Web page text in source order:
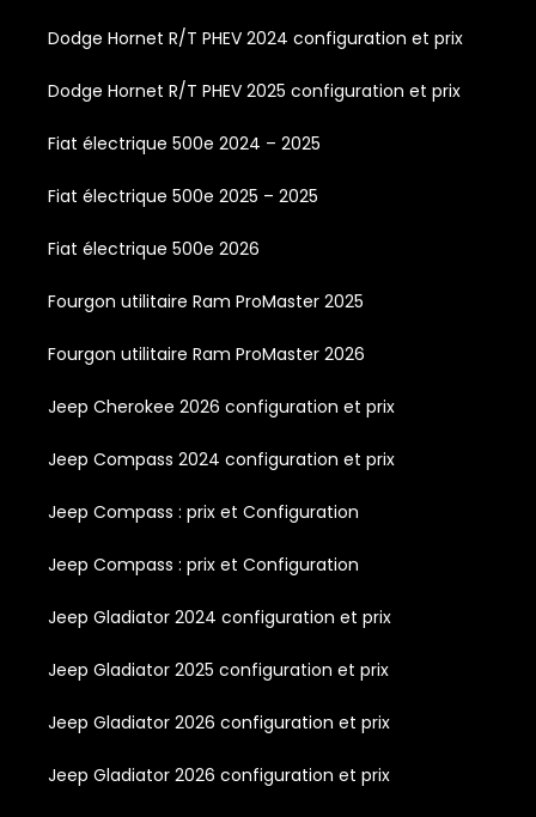
Dodge Hornet R/T PHEV 2024 configuration et prix
Dodge Hornet R/T PHEV 2025 configuration et prix
Fiat électrique 500e 2024 – 2025
Fiat électrique 500e 2025 – 2025
Fiat électrique 500e 2026
Fourgon utilitaire Ram ProMaster 2025
Fourgon utilitaire Ram ProMaster 2026
Jeep Cherokee 2026 configuration et prix
Jeep Compass 2024 configuration et prix
Jeep Compass : prix et Configuration
Jeep Compass : prix et Configuration
Jeep Gladiator 2024 configuration et prix
Jeep Gladiator 2025 configuration et prix
Jeep Gladiator 2026 configuration et prix
Jeep Gladiator 2026 configuration et prix